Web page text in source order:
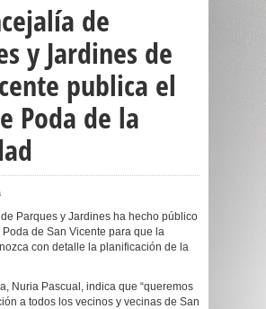
de
y Jardines de
publica el
Poda de la
Parques y Jardines ha hecho público
Poda de San Vicente para que la
con detalle la planificación de la
Nuria Pascual, indica que “queremos
a todos los vecinos y vecinas de San